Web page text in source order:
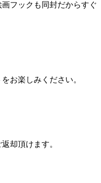
フックも同封だからすぐ
お楽しみください。
却頂けます。